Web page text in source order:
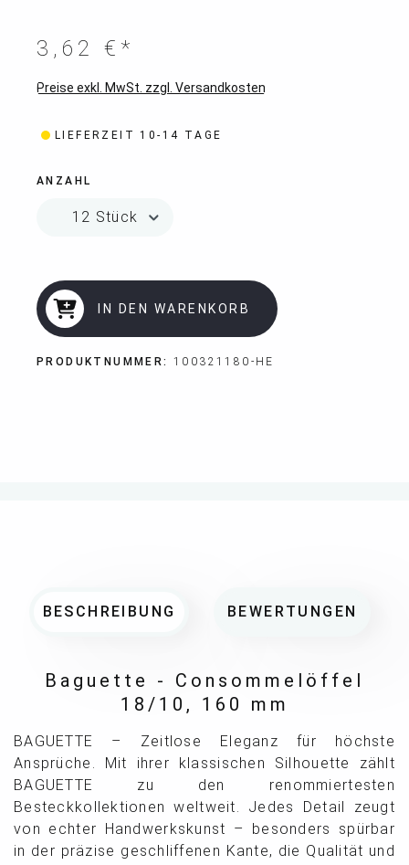
3,62 €*
Preise exkl. MwSt. zzgl. Versandkosten
LIEFERZEIT 10-14 TAGE
ANZAHL
IN DEN WARENKORB
PRODUKTNUMMER: 100321180-HE
BESCHREIBUNG BEWERTUNGEN
Baguette - Consommelöffel
18/10, 160 mm
BAGUETTE – Zeitlose Eleganz für höchste
Ansprüche. Mit ihrer klassischen Silhouette zählt
BAGUETTE zu den renommiertesten
Besteckkollektionen weltweit. Jedes Detail zeugt
von echter Handwerkskunst – besonders spürbar
in der präzise geschliffenen Kante, die Qualität und